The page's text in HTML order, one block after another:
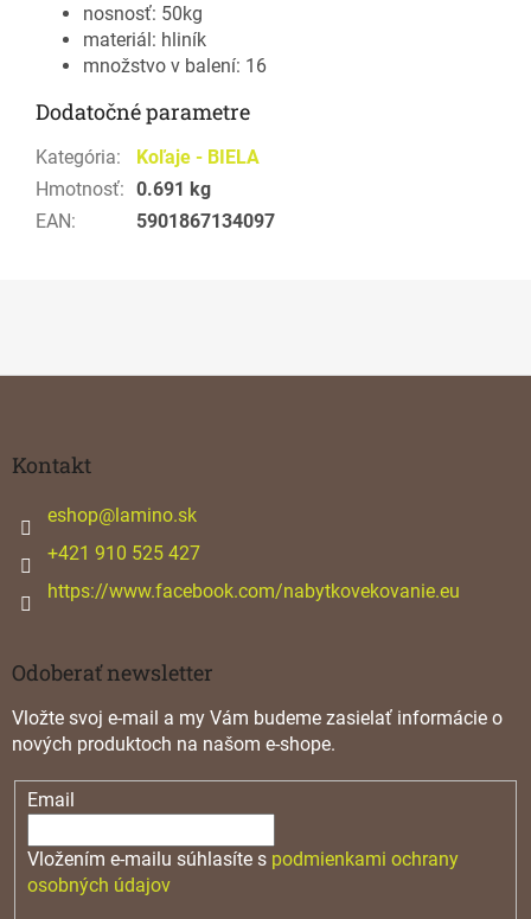
nosnosť: 50kg
materiál: hliník
množstvo v balení: 16
Dodatočné parametre
Kategória:
Koľaje - BIELA
Hmotnosť: 0.691 kg
EAN: 5901867134097
Kontakt
eshop@lamino.sk
+421 910 525 427
https://www.facebook.com/nabytkovekovanie.eu
Odoberať newsletter
Vložte svoj e-mail a my Vám budeme zasielať informácie o
nových produktoch na našom e-shope.
Email
Vložením e-mailu súhlasíte s podmienkami ochrany
osobných údajov